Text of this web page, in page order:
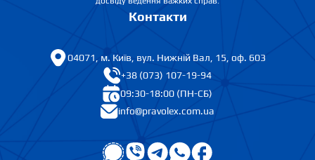
Контакти
04071, м. Київ, вул. Нижній Вал, 15, оф. 603
+38 (073) 107-19-94
09:30-18:00 (ПН-СБ)
info@pravolex.com.ua